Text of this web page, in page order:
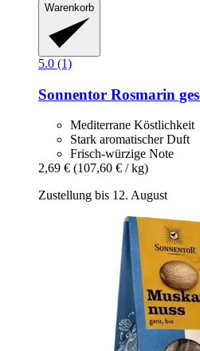
Warenkorb
5.0 (1)
Sonnentor Rosmarin
Mediterrane Köstlichkeit
Stark aromatischer Duft
Frisch-würzige Note
2,69 € (107,60 € / kg)
Zustellung bis 12. August